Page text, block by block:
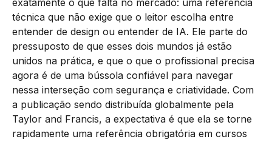
técnica que não exige que o leitor escolha entre
entender de design ou entender de IA. Ele parte do
pressuposto de que esses dois mundos já estão
unidos na prática, e que o que o profissional precisa
agora é de uma bússola confiável para navegar
nessa interseção com segurança e criatividade. Com
a publicação sendo distribuída globalmente pela
Taylor and Francis, a expectativa é que ela se torne
rapidamente uma referência obrigatória em cursos